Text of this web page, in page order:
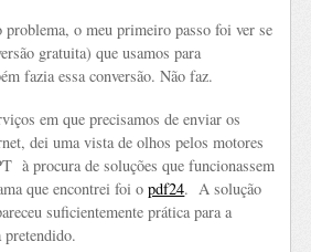
problema, o meu primeiro passo foi ver se
gratuita) que usamos para
fazia essa conversão. Não faz.
em que precisamos de enviar os
dei uma vista de olhos pelos motores
à procura de soluções que funcionassem
que encontrei foi opdf24. A solução
suficientemente prática para a